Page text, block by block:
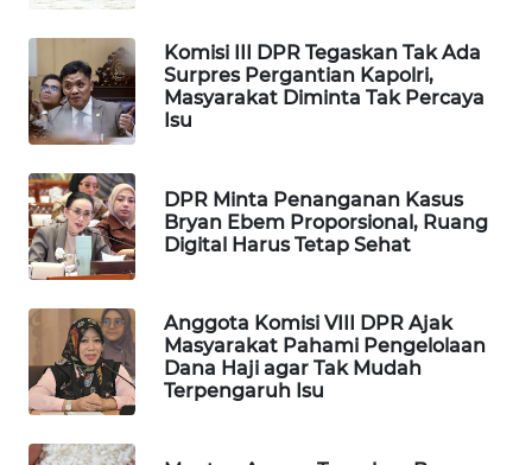
Komisi III DPR Tegaskan Tak Ada
Surpres Pergantian Kapolri,
Masyarakat Diminta Tak Percaya
Isu
DPR Minta Penanganan Kasus
Bryan Ebem Proporsional, Ruang
Digital Harus Tetap Sehat
Anggota Komisi VIII DPR Ajak
Masyarakat Pahami Pengelolaan
Dana Haji agar Tak Mudah
Terpengaruh Isu
WAHANA
UMKM
WAHANA
WAHANA
PERSONA
WAHANA
OTOMOTIF
WAHANA